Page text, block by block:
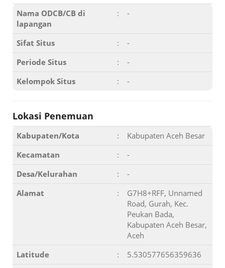
Nama ODCB/CB di
lapangan
: -
Sifat Situs :
-
Periode Situs
:
-
Kelompok Situs
: -
Lokasi Penemuan
Kabupaten/Kota :
Kabupaten Aceh Besar
Kecamatan
:
-
Desa/Kelurahan
:
-
Alamat
:
G7H8+RFF, Unnamed
Road, Gurah, Kec.
Peukan Bada,
Kabupaten Aceh Besar,
Aceh
Latitude
:
5.530577656359636